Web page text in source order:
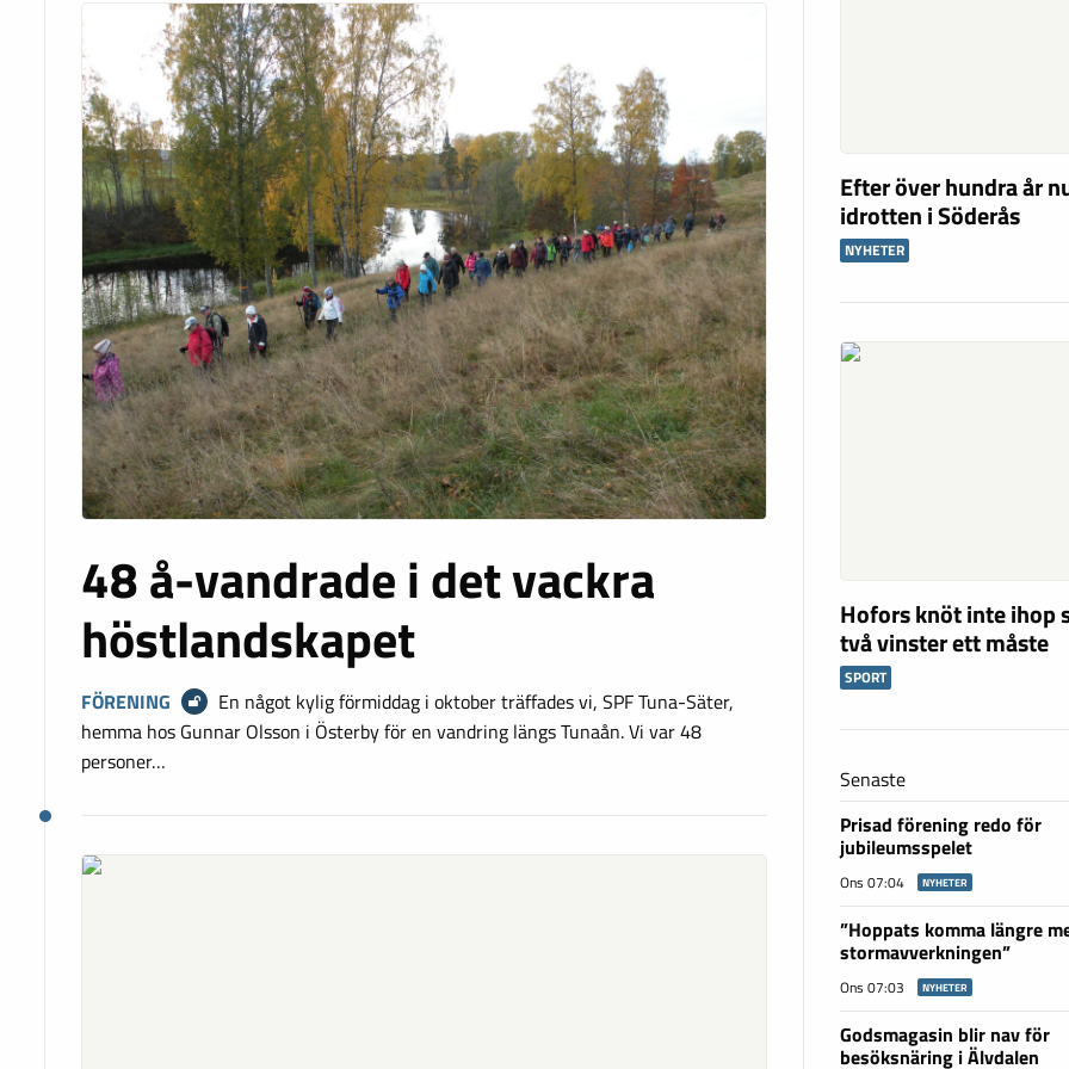
48 å-vandrade i det vackra
höstlandskapet
FÖRENING
En något kylig förmiddag i oktober träffades vi, SPF Tuna-Säter,
hemma hos Gunnar Olsson i Österby för en vandring längs Tunaån. Vi var 48
personer…
Efter över hundra år
idrotten i Söderås
NYHETER
Hofors knöt inte ihop
två vinster ett måste
SPORT
Senaste
Prisad förening redo för
jubileumsspelet
Ons 07:04 NYHETER
”Hoppats komma längre
stormavverkningen”
Ons 07:03 NYHETER
Godsmagasin blir nav för
besöksnäring i Älvdalen